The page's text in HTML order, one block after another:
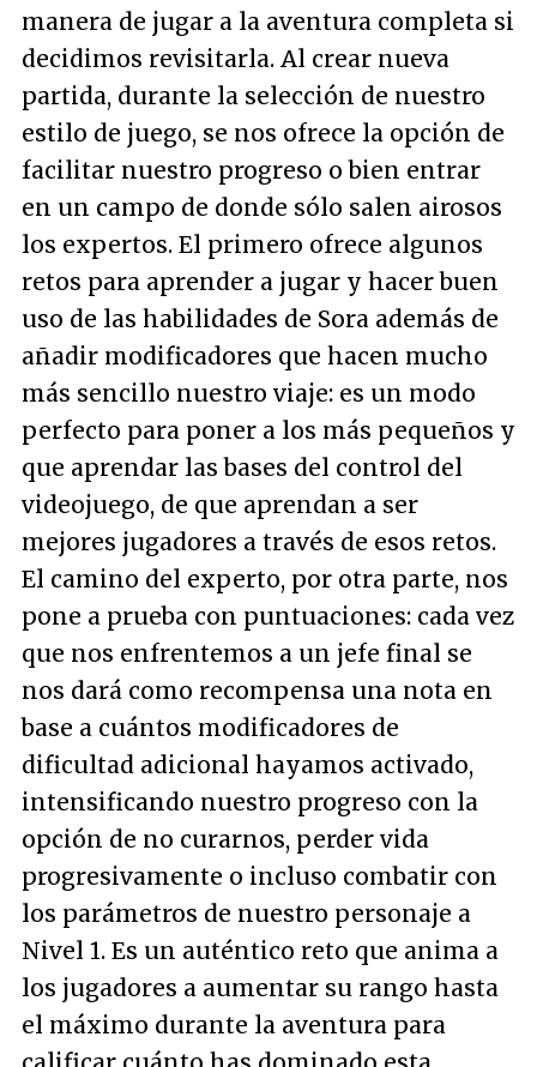
manera de jugar a la aventura completa si
decidimos revisitarla. Al crear nueva
partida, durante la selección de nuestro
estilo de juego, se nos ofrece la opción de
facilitar nuestro progreso o bien entrar
en un campo de donde sólo salen airosos
los expertos. El primero ofrece algunos
retos para aprender a jugar y hacer buen
uso de las habilidades de Sora además de
añadir modificadores que hacen mucho
más sencillo nuestro viaje: es un modo
perfecto para poner a los más pequeños y
que aprendar las bases del control del
videojuego, de que aprendan a ser
mejores jugadores a través de esos retos.
El camino del experto, por otra parte, nos
pone a prueba con puntuaciones: cada vez
que nos enfrentemos a un jefe final se
nos dará como recompensa una nota en
base a cuántos modificadores de
dificultad adicional hayamos activado,
intensificando nuestro progreso con la
opción de no curarnos, perder vida
progresivamente o incluso combatir con
los parámetros de nuestro personaje a
Nivel 1. Es un auténtico reto que anima a
los jugadores a aumentar su rango hasta
el máximo durante la aventura para